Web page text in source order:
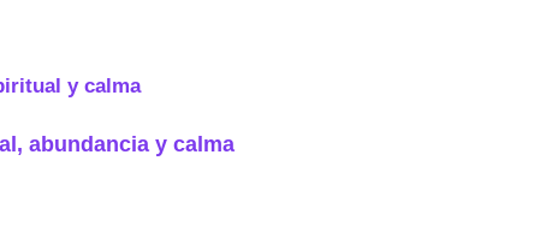
abundancia y calma